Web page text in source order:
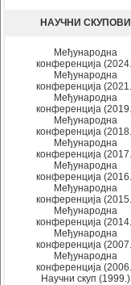
НАУЧНИ СКУПОВИ
Међународна
конференција
Међународна
конференција
Међународна
конференција
Међународна
конференција
Међународна
конференција
Међународна
конференција
Међународна
конференција
Међународна
конференција
Међународна
конференција
Међународна
конференција
Научни скуп (1999.)